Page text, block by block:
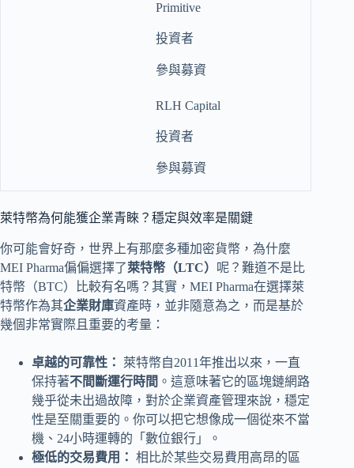
Primitive
投資者
參與募資
RLH Capital
投資者
參與募資
萊特幣為何能獲企業青睞？穩定與效率是關鍵
你可能會好奇，世界上有那麼多種加密貨幣，為什麼
MEI Pharma偏偏選擇了萊特幣（LTC）
呢？難道不是比
特幣（BTC）比較有名嗎？其實，MEI Pharma在選擇萊
特幣作為其企業財庫資產時，並非隨意為之，而是基於
幾個非常實際且重要的考量：
卓越的可靠性：
萊特幣自2011年推出以來，一直
保持著不間斷運行時間 。這意味著它的區塊鏈網路
幾乎從未出過故障，對於企業資產管理來說，穩定
性是至關重要的。你可以把它想像成一個從來不當
機、24小時運轉的「數位銀行」。
極低的交易費用： 相比於某些交易費用高昂的區